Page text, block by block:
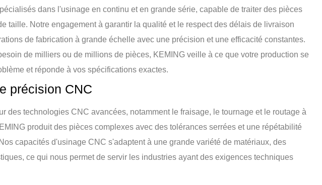
dans l'usinage en continu et en grande série, capable de traiter des pièces
taille. Notre engagement à garantir la qualité et le respect des délais de livraison
de fabrication à grande échelle avec une précision et une efficacité constantes.
de milliers ou de millions de pièces, KEMING veille à ce que votre production se
et réponde à vos spécifications exactes.
précision CNC
des technologies CNC avancées, notamment le fraisage, le tournage et le routage à
produit des pièces complexes avec des tolérances serrées et une répétabilité
capacités d'usinage CNC s'adaptent à une grande variété de matériaux, des
ce qui nous permet de servir les industries ayant des exigences techniques